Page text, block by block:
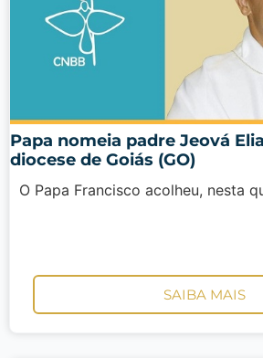
Papa nomeia padre Jeová
diocese de Goiás (GO)
O Papa Francisco acolheu, nesta
SAIBA MAIS